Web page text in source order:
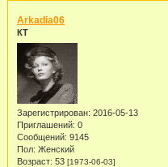
Arkadia06
КТ
Зарегистрирован: 2016-05-13
Приглашений: 0
Сообщений: 9145
Пол: Женский
Возраст: 53 [1973-06-03]